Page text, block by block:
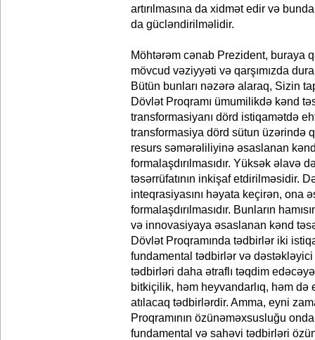
artırılmasına da xidmət edir və
da gücləndirilməlidir.
Möhtərəm cənab Prezident, buraya
mövcud vəziyyəti və qarşımızda
Bütün bunları nəzərə alaraq, Sizin
Dövlət Proqramı ümumilikdə kənd
transformasiyanı dörd istiqamətdə
transformasiya dörd sütun üzərində
resurs səmərəliliyinə əsaslanan kənd
formalaşdırılmasıdır. Yüksək əlavə
təsərrüfatının inkişaf etdirilməsidir.
inteqrasiyasını həyata keçirən, ona
formalaşdırılmasıdır. Bunların
və innovasiyaya əsaslanan kənd
Dövlət Proqramında tədbirlər iki
fundamental tədbirlər və
tədbirləri daha ətraflı təqdim
bitkiçilik, həm heyvandarlıq, həm
atılacaq tədbirlərdir. Amma, eyni
Proqramının özünəməxsusluğu
fundamental və sahəvi tədbirləri